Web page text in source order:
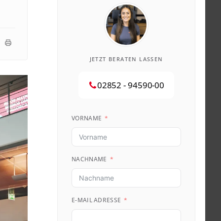
JETZT BERATEN LASSEN
02852 - 94590-00
VORNAME
NACHNAME
E-MAIL ADRESSE